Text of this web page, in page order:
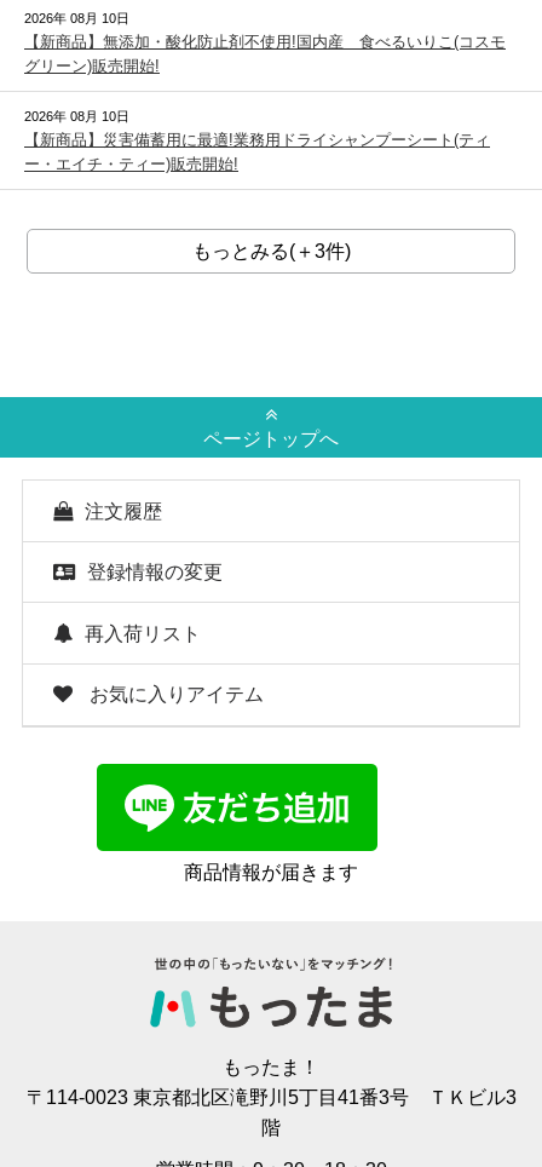
2026年 08月 10日
【新商品】無添加・酸化防止剤不使用!国内産 食べるいりこ(コスモ
グリーン)販売開始!
2026年 08月 10日
【新商品】災害備蓄用に最適!業務用ドライシャンプーシート(ティ
ー・エイチ・ティー)販売開始!
もっとみる(＋3件)
ページトップへ
注文履歴
登録情報の変更
再入荷リスト
お気に入りアイテム
商品情報が届きます
もったま！
〒114-0023 東京都北区滝野川5丁目41番3号 ＴＫビル3
階